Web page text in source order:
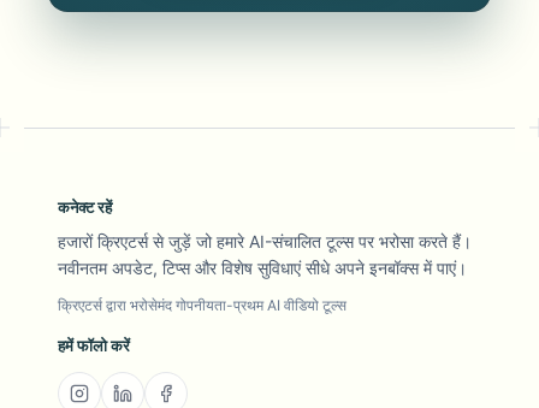
कनेक्ट रहें
हजारों क्रिएटर्स से जुड़ें जो हमारे AI-संचालित टूल्स पर भरोसा करते हैं।
नवीनतम अपडेट, टिप्स और विशेष सुविधाएं सीधे अपने इनबॉक्स में पाएं।
क्रिएटर्स द्वारा भरोसेमंद गोपनीयता-प्रथम AI वीडियो टूल्स
हमें फॉलो करें